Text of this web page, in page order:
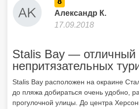
прогулочной улицы. До центра
автобусе, пешком около 40 минут.
непритязательных отдыхающих.
полотенец, белья и уборка у меня
очень хорошо для отеля такого
включено в тур. Студио граунд —
первом этаже с небольшой кухней и
номере и кондиционер были